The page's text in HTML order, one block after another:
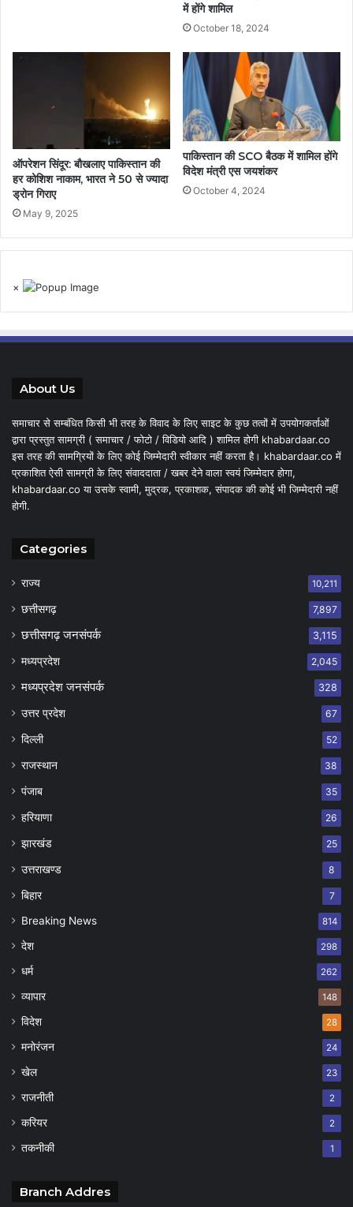
में होंगे शामिल
October 18, 2024
ऑपरेशन सिंदूर: बौखलाए पाकिस्तान की
हर कोशिश नाकाम, भारत ने 50 से ज्यादा
ड्रोन गिराए
May 9, 2025
पाकिस्तान की SCO बैठक में शामिल होंगे
विदेश मंत्री एस जयशंकर
October 4, 2024
×
About Us
समाचार से सम्बंधित किसी भी तरह के विवाद के लिए साइट के कुछ तत्वों में उपयोगकर्ताओं
द्वारा प्रस्तुत सामग्री ( समाचार / फोटो / विडियो आदि ) शामिल होगी khabardaar.co
इस तरह की सामग्रियों के लिए कोई जिम्मेदारी स्वीकार नहीं करता है। khabardaar.co में
प्रकाशित ऐसी सामग्री के लिए संवाददाता / खबर देने वाला स्वयं जिम्मेदार होगा,
khabardaar.co या उसके स्वामी, मुद्रक, प्रकाशक, संपादक की कोई भी जिम्मेदारी नहीं
होगी.
Categories
राज्य 10,211
छत्तीसगढ़ 7,897
छत्तीसगढ़ जनसंपर्क 3,115
मध्यप्रदेश 2,045
मध्यप्रदेश जनसंपर्क 328
उत्तर प्रदेश 67
दिल्ली 52
राजस्थान 38
पंजाब 35
हरियाणा 26
झारखंड 25
उत्तराखण्ड 8
बिहार 7
Breaking News 814
देश 298
धर्म 262
व्यापार 148
विदेश 28
मनोरंजन 24
खेल 23
राजनीती 2
करियर 2
तकनीकी 1
Branch Addres